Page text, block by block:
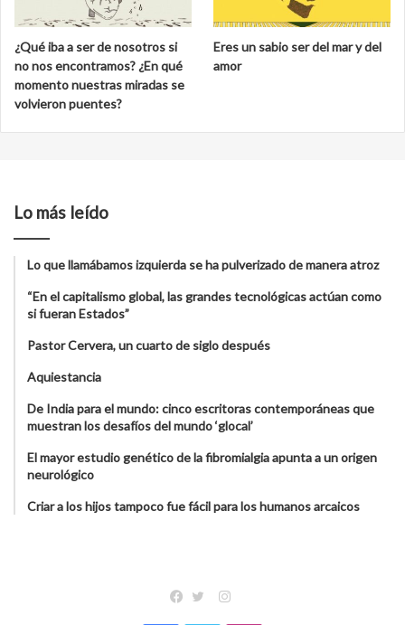
¿Qué iba a ser de nosotros si
no nos encontramos? ¿En qué
momento nuestras miradas se
volvieron puentes?
Eres un sabio ser del mar y del
amor
Lo más leído
Lo que llamábamos izquierda se ha pulverizado de manera atroz
“En el capitalismo global, las grandes tecnológicas actúan como
si fueran Estados”
Pastor Cervera, un cuarto de siglo después
Aquiestancia
De India para el mundo: cinco escritoras contemporáneas que
muestran los desafíos del mundo ‘glocal’
El mayor estudio genético de la fibromialgia apunta a un origen
neurológico
Criar a los hijos tampoco fue fácil para los humanos arcaicos
Instagram